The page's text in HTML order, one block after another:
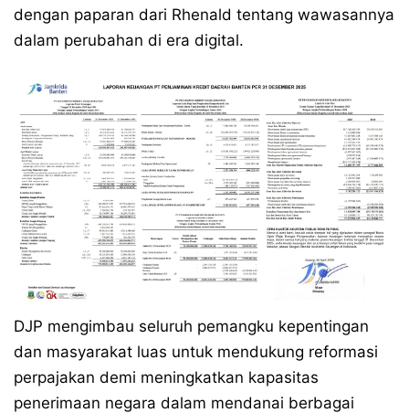
dengan paparan dari Rhenald tentang wawasannya
dalam perubahan di era digital.
DJP mengimbau seluruh pemangku kepentingan
dan masyarakat luas untuk mendukung reformasi
perpajakan demi meningkatkan kapasitas
penerimaan negara dalam mendanai berbagai